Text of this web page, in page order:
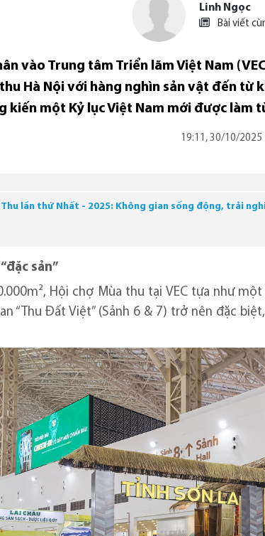
Linh Ngọc
Bài viết
vào Trung tâm Triển lãm Việt Nam
Hà Nội với hàng nghìn sản vật đến
kiến một Kỷ lục Việt Nam mới được làm
19:11, 30/10/2025
Thu lần thứ Nhất - 2025: Không gian sống động, trải
sản”
Hội chợ Mùa thu tại VEC tựa như
“Thu Đất Việt” (Sảnh 6 & 7) trở nên đặc